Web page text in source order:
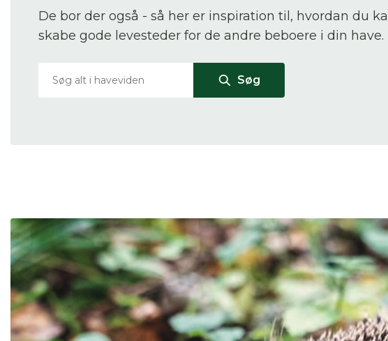
Du skal
Her kan du
De bor der også - så her er inspiration til, hvordan du
skabe gode levesteder for de andre beboere i din have.
Søg